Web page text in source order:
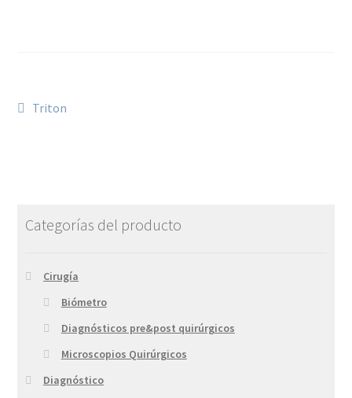
Triton
Categorías del producto
Cirugía
Biómetro
Diagnósticos pre&post quirúrgicos
Microscopios Quirúrgicos
Diagnóstico